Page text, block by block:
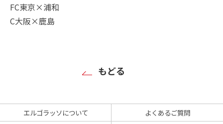
FC東京×浦和
C大阪×鹿島
もどる
エルゴラッソについて
よくあるご質問